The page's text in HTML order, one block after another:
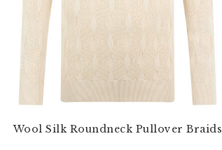
Wool Silk Roundneck Pullover Braids